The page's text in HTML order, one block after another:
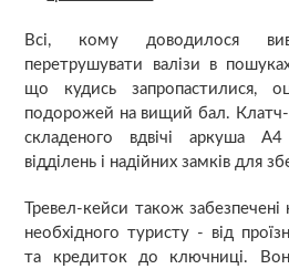
Всі, кому доводилося
перетрушувати валізи в
що кудись запропастилися,
подорожей на вищий бал. Клатч-
складеного вдвічі аркуша
відділень і надійних замків для
Тревел-кейси також
необхідного туристу - від
та кредиток до ключниці.